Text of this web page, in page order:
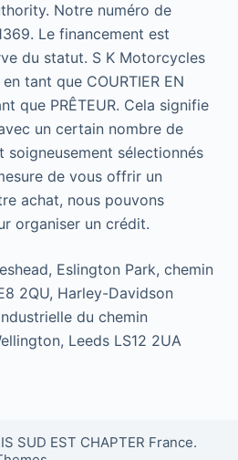
Notre numéro de
Le financement est
du statut. S K Motorcycles
tant que COURTIER EN
que PRÊTEUR. Cela signifie
un certain nombre de
soigneusement sélectionnés
de vous offrir un
achat, nous pouvons
organiser un crédit.
Eslington Park, chemin
2QU, Harley-Davidson
du chemin
Leeds LS12 2UA
SUD EST CHAPTER France.